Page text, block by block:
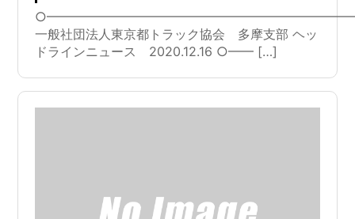
一般社団法人東京都トラック協会 多摩支部 ヘッ
ドラインニュース 2020.12.16 ○━━ […]